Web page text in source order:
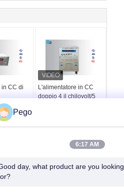
CC di
lineare
alta
L'alimentatore in CC
doppio 4 il chilovolt/5
un preventivo
Pego
6:17 AM
day, what product are you looking